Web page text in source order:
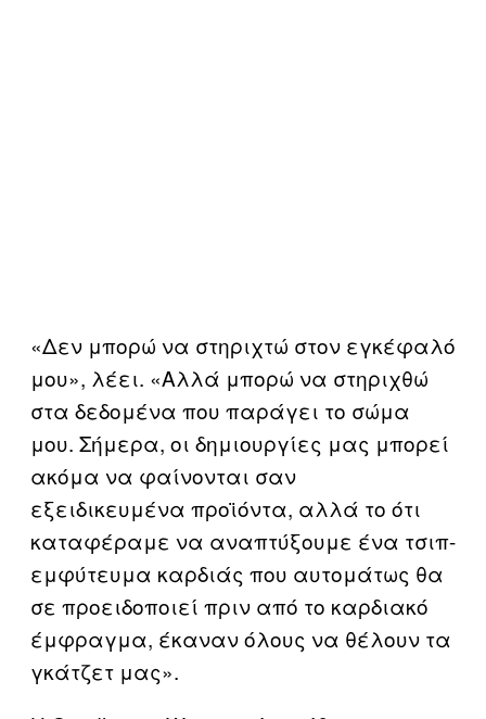
«Δεν μπορώ να στηριχτώ στον εγκέφαλό
μου», λέει. «Αλλά μπορώ να στηριχθώ
στα δεδομένα που παράγει το σώμα
μου. Σήμερα, οι δημιουργίες μας μπορεί
ακόμα να φαίνονται σαν
εξειδικευμένα προϊόντα, αλλά το ότι
καταφέραμε να αναπτύξουμε ένα τσιπ-
εμφύτευμα καρδιάς που αυτομάτως θα
σε προειδοποιεί πριν από το καρδιακό
έμφραγμα, έκαναν όλους να θέλουν τα
γκάτζετ μας».